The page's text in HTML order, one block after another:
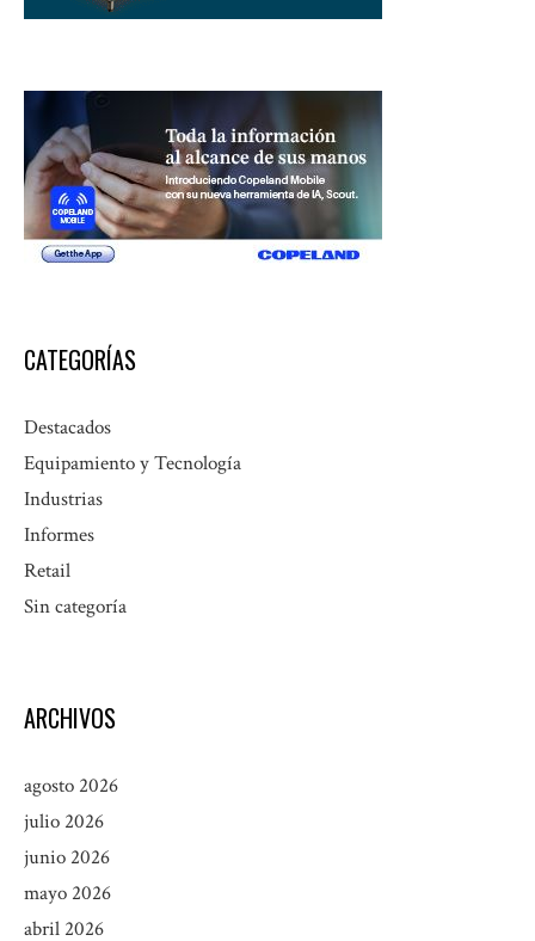
CATEGORÍAS
Destacados
Equipamiento y Tecnología
Industrias
Informes
Retail
Sin categoría
ARCHIVOS
agosto 2026
julio 2026
junio 2026
mayo 2026
abril 2026